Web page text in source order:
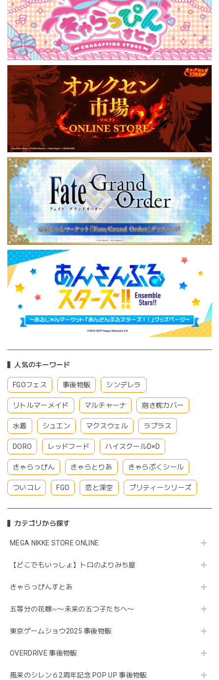
人気のキーワード
FGOフェス 事後物販 シンデレラ
リトルマーメイド マルチャーナ 抱き枕カバー
水着 シュエン マクスウェル ラプラス
DORO レッドフード ハイスクールD×D
きゃらっぴん きゃらとりあ きゃらぷくシール
ついコレ FGO 恋と深空 プリティーシリーズ
カテゴリから探す
MEGA NIKKE STORE ONLINE
【どこでもいっしょ】トロのよりみち屋
きゃらっぴんすとあ
五等分の花嫁∽〜未来の五つ子たちへ〜
東京ゲームショウ2025 事後物販
OVERDRIVE 事後物販
風来のシレン６2周年記念 POP UP 事後物販